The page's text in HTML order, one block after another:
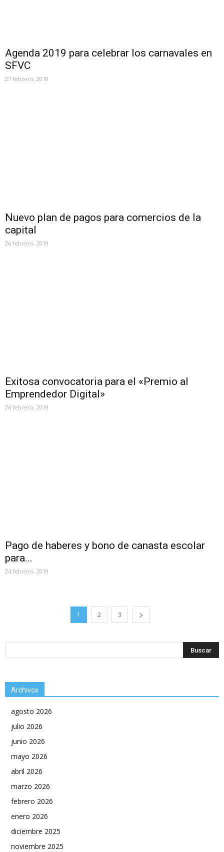
Agenda 2019 para celebrar los carnavales en
SFVC
27 febrero, 2019
Nuevo plan de pagos para comercios de la
capital
26 febrero, 2019
Exitosa convocatoria para el «Premio al
Emprendedor Digital»
26 febrero, 2019
Pago de haberes y bono de canasta escolar
para...
24 febrero, 2019
1 2 3
Archivos
agosto 2026
julio 2026
junio 2026
mayo 2026
abril 2026
marzo 2026
febrero 2026
enero 2026
diciembre 2025
noviembre 2025